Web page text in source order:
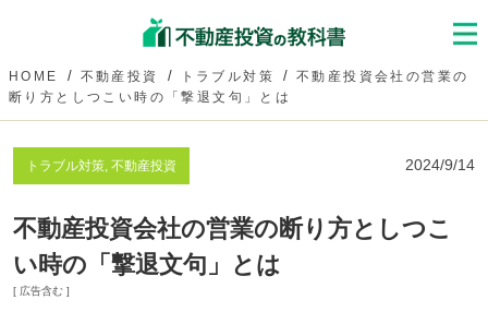
HOME 不動産投資 トラブル対策
不動産投資会社の営業の
断り方としつこい時の「撃退文句」とは
トラブル対策, 不動産投資 2024/9/14
不動産投資会社の営業の断り方としつこ
い時の「撃退文句」とは
[ 広告含む ]